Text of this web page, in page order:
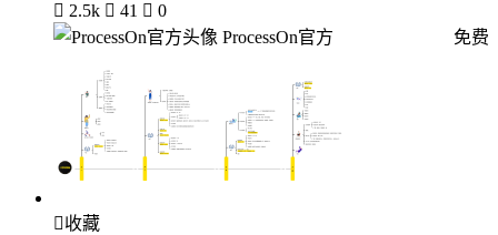
 2.5k  41  0
ProcessOn官方
免费
收藏